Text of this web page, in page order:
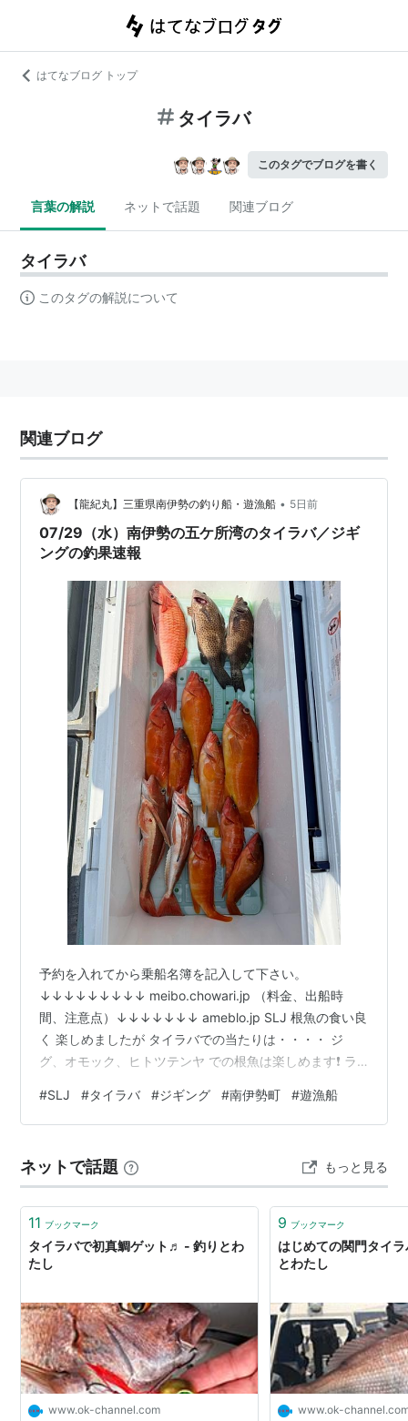
はてなブログ トップ
タイラバ
このタグでブログを書く
言葉の解説 ネットで話題 関連ブログ
タイラバ
このタグの解説について
関連ブログ
【龍紀丸】三重県南伊勢の釣り船・遊漁船 • 5日前
07/29（水）南伊勢の五ケ所湾のタイラバ／ジギ
ングの釣果速報
予約を入れてから乗船名簿を記入して下さい。
↓↓↓↓↓↓↓↓↓ meibo.chowari.jp （料金、出船時
間、注意点）↓↓↓↓↓↓↓ ameblo.jp SLJ 根魚の食い良
く 楽しめましたが タイラバでの当たりは・・・・ ジ
グ、オモック、ヒトツテンヤ での根魚は楽しめます❗️ ラ
設ブログ ランキング参加中釣り船・遊漁船
#SLJ #タイラバ #ジギング #南伊勢町 #遊漁船
ネットで話題 もっと見る
11 ブックマーク
タイラバで初真鯛ゲット♬ - 釣りとわ
たし
www.ok-channel.com
9 ブックマーク
はじめての関門タイ
とわたし
www.ok-